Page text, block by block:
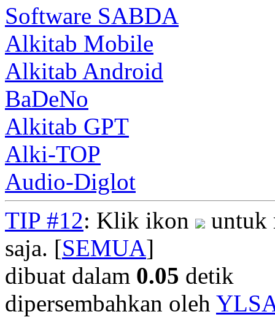
Software SABDA
Alkitab Mobile
Alkitab Android
BaDeNo
Alkitab GPT
Alki-TOP
Audio-Diglot
TIP #12: Klik ikon
untuk
saja. [SEMUA]
dibuat dalam 0.05 detik
dipersembahkan oleh